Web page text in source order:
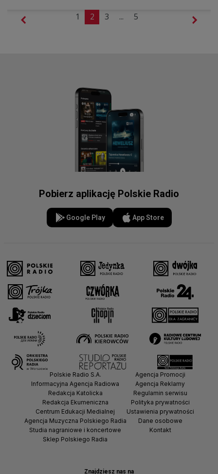
1 2 3 ... 5
Pobierz aplikację Polskie Radio
Google Play App Store
Znajdziesz nas na
Polskie Radio S.A.
Informacyjna Agencja Radiowa
Redakcja Katolicka
Redakcja Ekumeniczna
Centrum Edukacji Medialnej
Agencja Muzyczna Polskiego Radia
Studia nagraniowe i koncertowe
Sklep Polskiego Radia
Agencja Promocji
Agencja Reklamy
Regulamin serwisu
Polityka prywatności
Ustawienia prywatności
Dane osobowe
Kontakt